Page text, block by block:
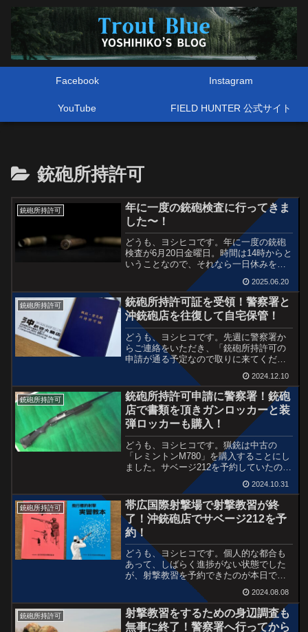
Facebook Instagram
YouTube FIELD HUNTER 公式サイト
銃砲所持許可
銃砲所持許可
年に一度の銃砲検査に行ってきま
した〜！
どうも、ヨシヒコです。年に一度の銃砲
検査が6月20日金曜日。時間は14時からと
いうことなので、それなら一日休みを取
得して朝から海へ〜ということで、タイ
ミングバッチリでしたね。それはさてお
き、銃砲検査に関わる書類作成のこと。
送られてきた用紙に...
2025.06.20
銃砲所持許可
銃砲所持許可証を受領！警察署と
沖銃砲店を往復して自宅保管！
どうも、ヨシヒコです。先週に警察署か
らご連絡をいただき、「銃砲所持許可の
申請が通る予定なので取りに来てくださ
い。」とのこと。警察署の生活安全課に
行って「銃砲所持許可証」をまずは受け
取る。そのまま「沖銃砲店」へ行って、
事前に購入を決めていた銃...
2024.12.10
銃砲所持許可
銃砲所持許可申請に警察署！銃砲
店で書類を頂きガンロッカーと装
弾ロッカーも購入！
どうも、ヨシヒコです。猟銃は中古の
「レミントンM780」を購入することにし
ました。サベージ212を予約していたので
すが、12月くらいになりそうとか・・・
証明書類の期限など色々と面倒なことに
もなるし、狩猟以外にもクレー射撃もし
たいな〜と思うよ...
2024.10.31
銃砲所持許可
帯広国際射撃場で射撃教習が終
了！沖銃砲店でサベージ212を予
約！
どうも、ヨシヒコです。個人的な都合も
あって、しばらく進捗がない状態でした
が、射撃教習を予約できたのが本日でし
た。人生初めての実銃で果たしてクレー
に当たるのか？という教習です。営業時
間外からお付き合いいただき、マンツー
マン指導で最初は座学スタ...
2024.08.08
銃砲所持許可
射撃教習をするための身辺調査も
無事に終了！警察署へ行ってから